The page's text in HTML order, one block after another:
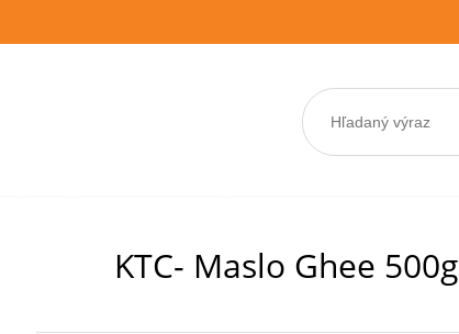
KTC- Maslo Ghee 500g